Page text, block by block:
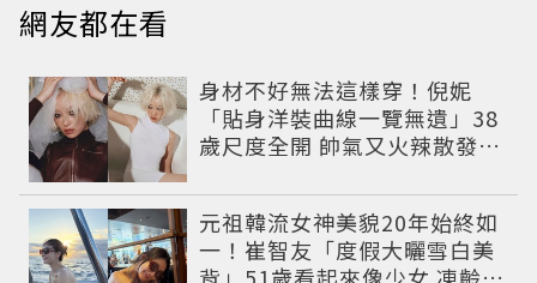
網友都在看
身材不好無法這樣穿！倪妮
「貼身洋裝曲線一覽無遺」38
歲尺度全開 帥氣又火辣散發獨
元祖韓流女神美貌20年始終如
一！崔智友「度假大曬雪白美